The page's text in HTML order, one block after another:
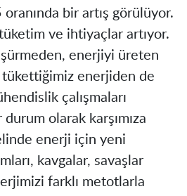
bir artış görülüyor.
ve ihtiyaçlar artıyor.
enerjiyi üreten
tükettiğimiz enerjiden de
çalışmaları
olarak karşımıza
enerji için yeni
kavgalar, savaşlar
farklı metotlarla